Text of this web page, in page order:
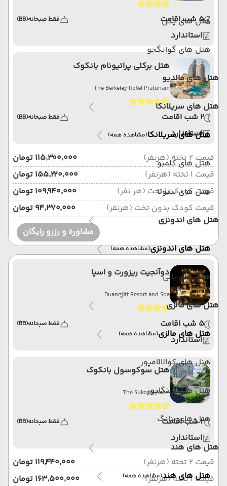
هتل های پکن
هتل های گوانگجو
هتل های مالدیو
هتل های سریلانکا
هتل های سریلانکا(مشاهده همه)
هتل های کلمبو
هتل های بنتوتا
هتل های اندونزی
هتل های اندونزی(مشاهده همه)
هتل های بالی
هتل های مالزی
هتل های مالزی(مشاهده همه)
هنل های کوالالامپور
هتل های سنگاپور
هتل های پنانگ
هتل های هند
هتل های هند(مشاهده همه)
5 شب اقامت فقط صبحانه(BB)
استاندارد
هتل برکلی پراتیونام بانکوک
The Berkeley Hotel Pratunam
2 شب اقامت فقط صبحانه(BB)
استاندارد
قیمت 2 تخته (هرنفر)
۱۱۵٬۳۰۰٬۰۰۰ تومان
قیمت 1 تخته (هرنفر)
۱۵۵٬۲۲۰٬۰۰۰ تومان
قیمت کودک با تخت (هر نفر)
۱۰۹٬۹۴۰٬۰۰۰ تومان
قیمت کودک بدون تخت (هرنفر)
۹۴٬۳۷۰٬۰۰۰ تومان
مشاوره و رزرو رایگان
دوآنجیت ریزورت و اسپا
Duangjitt Resort and Spa
5 شب اقامت فقط صبحانه(BB)
استاندارد
هتل سوکوسول بانکوک
The Sukosol Hotel
2 شب اقامت فقط صبحانه(BB)
استاندارد
قیمت 2 تخته (هرنفر)
۱۱۹٬۴۴۰٬۰۰۰ تومان
قیمت 1 تخته (هرنفر)
۱۶۳٬۵۰۰٬۰۰۰ تومان